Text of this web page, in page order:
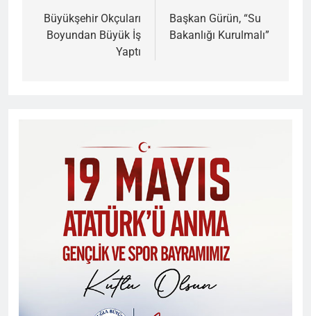
gezinmesi
Büyükşehir Okçuları
Boyundan Büyük İş
Yaptı
Başkan Gürün, “Su
Bakanlığı Kurulmalı”